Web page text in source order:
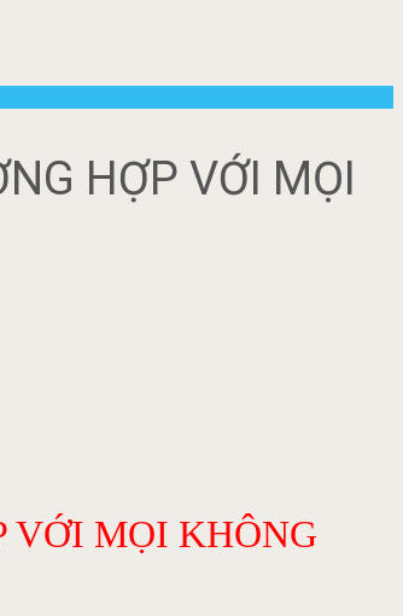
HỢP VỚI MỌI
VỚI MỌI KHÔNG